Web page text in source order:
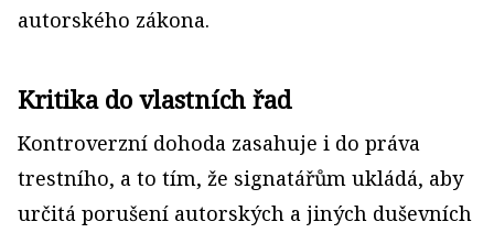
autorského zákona.
Kritika do vlastních řad
Kontroverzní dohoda zasahuje i do práva
trestního, a to tím, že signatářům ukládá, aby
určitá porušení autorských a jiných duševních